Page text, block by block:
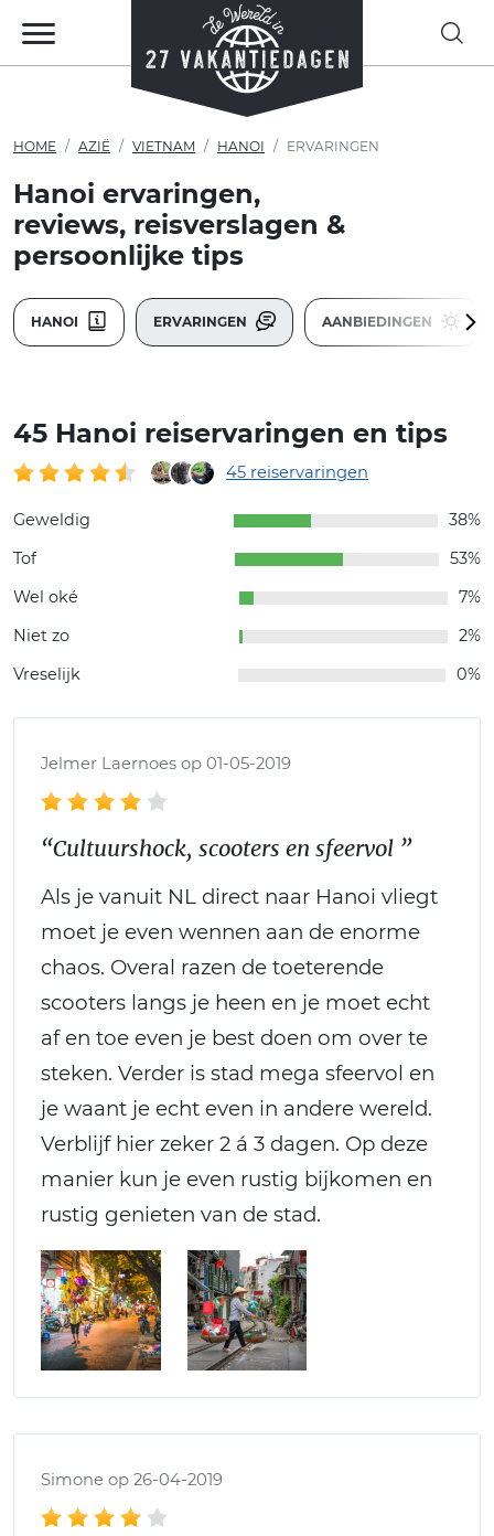
HOME AZIË VIETNAM HANOI ERVARINGEN
Hanoi ervaringen,
reviews, reisverslagen &
persoonlijke tips
HANOI ERVARINGEN AANBIEDINGEN
45 Hanoi reiservaringen en tips
45 reiservaringen
Geweldig
38%
Tof
53%
Wel oké
7%
Niet zo
2%
Vreselijk
0%
Jelmer Laernoes op 01-05-2019
“Cultuurshock, scooters en sfeervol ”
Als je vanuit NL direct naar Hanoi vliegt
moet je even wennen aan de enorme
chaos. Overal razen de toeterende
scooters langs je heen en je moet echt
af en toe even je best doen om over te
steken. Verder is stad mega sfeervol en
je waant je echt even in andere wereld.
Verblijf hier zeker 2 á 3 dagen. Op deze
manier kun je even rustig bijkomen en
rustig genieten van de stad.
Simone op 26-04-2019